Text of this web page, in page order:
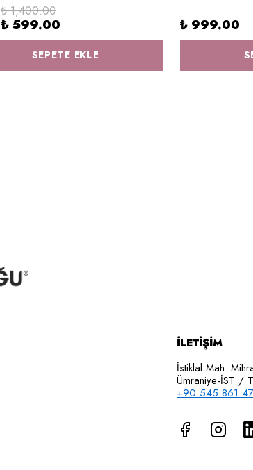
₺ 1,400.00
₺ 599.00
SEPETE EKLE
₺ 999.00
İLETİŞİM
İstiklal Mah.
Ümraniye-İST /
+90 545 861